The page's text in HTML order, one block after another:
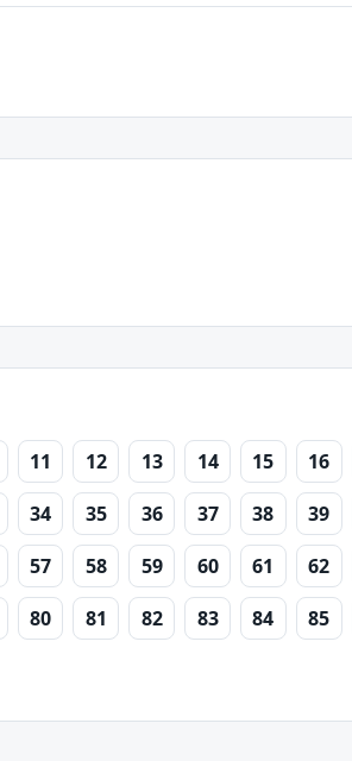
11 12 13 14 15 16
34 35 36 37 38 39
57 58 59 60 61 62
80 81 82 83 84 85